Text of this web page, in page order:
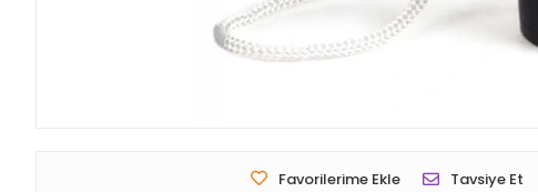
Favorilerime Ekle Tavsiye Et